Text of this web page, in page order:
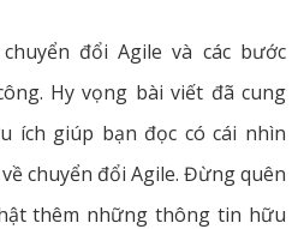
đổi Agile và các bước
Hy vọng bài viết đã cung
ích giúp bạn đọc có cái nhìn
chuyển đổi Agile. Đừng quên
thêm những thông tin hữu